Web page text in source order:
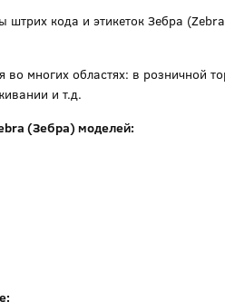
кода и этикеток Зебра
многих областях: в розничной
и т.д.
(Зебра) моделей: